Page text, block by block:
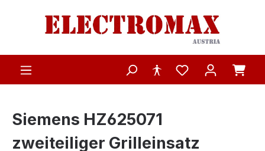
Zum Hauptinhalt springen
Siemens HZ625071
zweiteiliger Grilleinsatz